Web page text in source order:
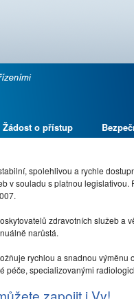
Žádost o přístup
spolehlivou a rychle
v souladu s platnou legislativou.
zdravotních služeb a
narůstá.
rychlou a snadnou výměnu
péče, specializovanými
zapojit i Vy!